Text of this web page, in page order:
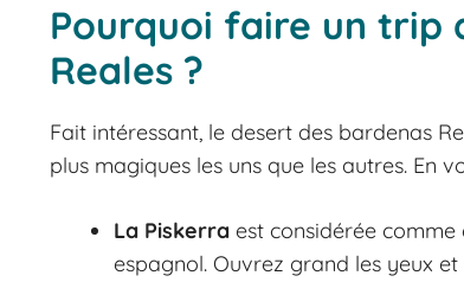
Pourquoi faire un trip
Reales ?
Fait intéressant, le desert des bardenas
plus magiques les uns que les autres. En
La Piskerra est considérée
espagnol. Ouvrez grand les yeux